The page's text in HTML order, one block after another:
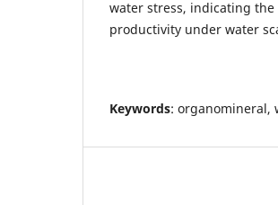
water stress, indicating
productivity under water
Keywords: organomineral,